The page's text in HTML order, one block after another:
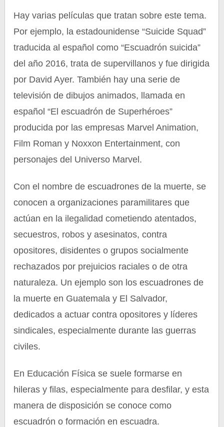
Hay varias películas que tratan sobre este tema.
Por ejemplo, la estadounidense “Suicide Squad”
traducida al español como “Escuadrón suicida”
del año 2016, trata de supervillanos y fue dirigida
por David Ayer. También hay una serie de
televisión de dibujos animados, llamada en
español “El escuadrón de Superhéroes”
producida por las empresas Marvel Animation,
Film Roman y Noxxon Entertainment, con
personajes del Universo Marvel.
Con el nombre de escuadrones de la muerte, se
conocen a organizaciones paramilitares que
actúan en la ilegalidad cometiendo atentados,
secuestros, robos y asesinatos, contra
opositores, disidentes o grupos socialmente
rechazados por prejuicios raciales o de otra
naturaleza. Un ejemplo son los escuadrones de
la muerte en Guatemala y El Salvador,
dedicados a actuar contra opositores y líderes
sindicales, especialmente durante las guerras
civiles.
En Educación Física se suele formarse en
hileras y filas, especialmente para desfilar, y esta
manera de disposición se conoce como
escuadrón o formación en escuadra.